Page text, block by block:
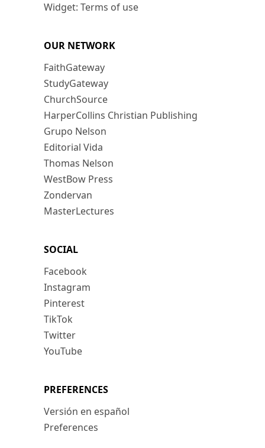
Widget: Terms of use
OUR NETWORK
FaithGateway
StudyGateway
ChurchSource
HarperCollins Christian Publishing
Grupo Nelson
Editorial Vida
Thomas Nelson
WestBow Press
Zondervan
MasterLectures
SOCIAL
Facebook
Instagram
Pinterest
TikTok
Twitter
YouTube
PREFERENCES
Versión en español
Preferences